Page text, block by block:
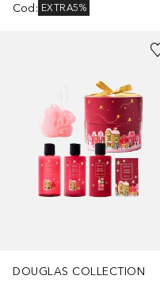
Cod : EXTRA5%
DOUGLAS COLLECTION